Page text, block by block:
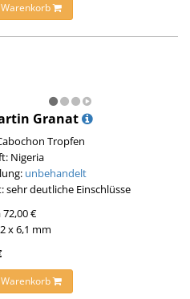
Warenkorb
Granat
Tropfen
Nigeria
unbehandelt
sehr deutliche Einschlüsse
72,00 €
x 6,1 mm
Warenkorb